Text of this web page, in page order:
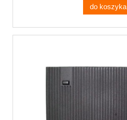
do koszyka